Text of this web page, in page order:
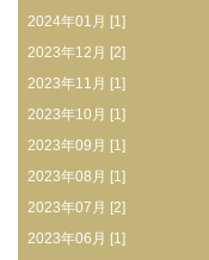
2024年01月 [1]
2023年12月 [2]
2023年11月 [1]
2023年10月 [1]
2023年09月 [1]
2023年08月 [1]
2023年07月 [2]
2023年06月 [1]